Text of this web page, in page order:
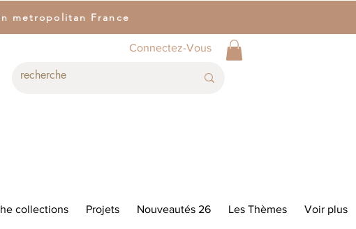
metropolitan France
Connectez-Vous
collections Projets Nouveautés 26 Les Thèmes Voir plus